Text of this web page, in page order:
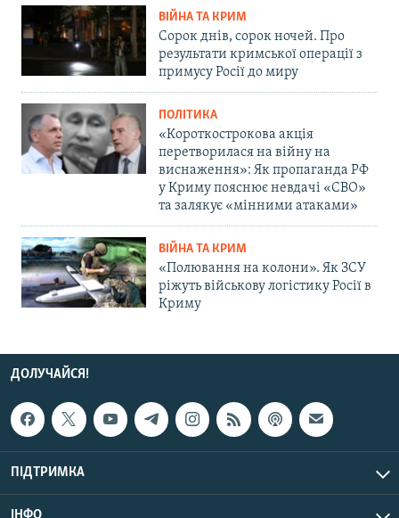
ВІЙНА ТА КРИМ
Сорок днів, сорок ночей. Про
результати кримської операції з
примусу Росії до миру
ПОЛІТИКА
«Короткострокова акція
перетворилася на війну на
виснаження»: Як пропаганда РФ
у Криму пояснює невдачі «СВО»
та залякує «мінними атаками»
ВІЙНА ТА КРИМ
«Полювання на колони». Як ЗСУ
ріжуть військову логістику Росії в
Криму
ДОЛУЧАЙСЯ!
ПІДТРИМКА
ІНФО